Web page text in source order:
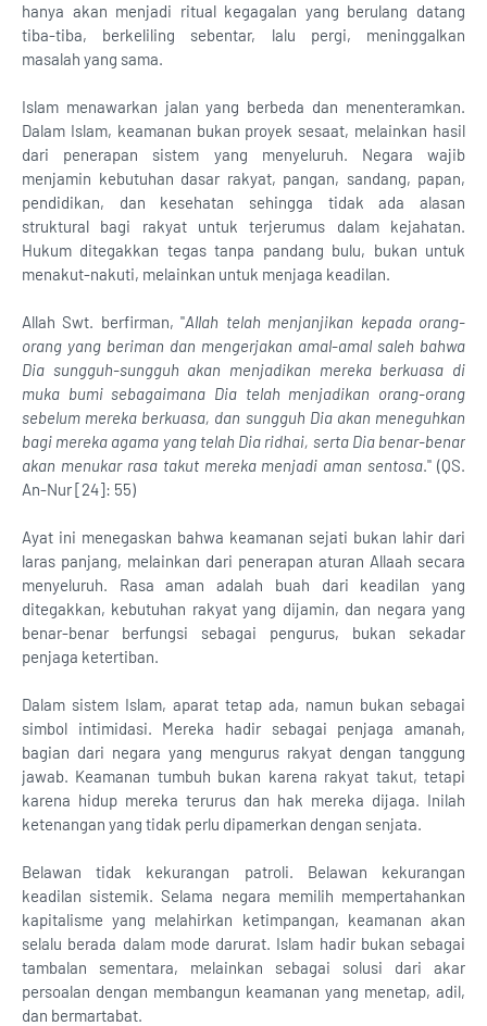
hanya akan menjadi ritual kegagalan yang berulang datang
tiba-tiba, berkeliling sebentar, lalu pergi, meninggalkan
masalah yang sama.
Islam menawarkan jalan yang berbeda dan menenteramkan.
Dalam Islam, keamanan bukan proyek sesaat, melainkan hasil
dari penerapan sistem yang menyeluruh. Negara wajib
menjamin kebutuhan dasar rakyat, pangan, sandang, papan,
pendidikan, dan kesehatan sehingga tidak ada alasan
struktural bagi rakyat untuk terjerumus dalam kejahatan.
Hukum ditegakkan tegas tanpa pandang bulu, bukan untuk
menakut-nakuti, melainkan untuk menjaga keadilan.
Allah Swt. berfirman, "Allah telah menjanjikan kepada orang-
orang yang beriman dan mengerjakan amal-amal saleh bahwa
Dia sungguh-sungguh akan menjadikan mereka berkuasa di
muka bumi sebagaimana Dia telah menjadikan orang-orang
sebelum mereka berkuasa, dan sungguh Dia akan meneguhkan
bagi mereka agama yang telah Dia ridhai, serta Dia benar-benar
akan menukar rasa takut mereka menjadi aman sentosa." (QS.
An-Nur [24]: 55)
Ayat ini menegaskan bahwa keamanan sejati bukan lahir dari
laras panjang, melainkan dari penerapan aturan Allaah secara
menyeluruh. Rasa aman adalah buah dari keadilan yang
ditegakkan, kebutuhan rakyat yang dijamin, dan negara yang
benar-benar berfungsi sebagai pengurus, bukan sekadar
penjaga ketertiban.
Dalam sistem Islam, aparat tetap ada, namun bukan sebagai
simbol intimidasi. Mereka hadir sebagai penjaga amanah,
bagian dari negara yang mengurus rakyat dengan tanggung
jawab. Keamanan tumbuh bukan karena rakyat takut, tetapi
karena hidup mereka terurus dan hak mereka dijaga. Inilah
ketenangan yang tidak perlu dipamerkan dengan senjata.
Belawan tidak kekurangan patroli. Belawan kekurangan
keadilan sistemik. Selama negara memilih mempertahankan
kapitalisme yang melahirkan ketimpangan, keamanan akan
selalu berada dalam mode darurat. Islam hadir bukan sebagai
tambalan sementara, melainkan sebagai solusi dari akar
persoalan dengan membangun keamanan yang menetap, adil,
dan bermartabat.